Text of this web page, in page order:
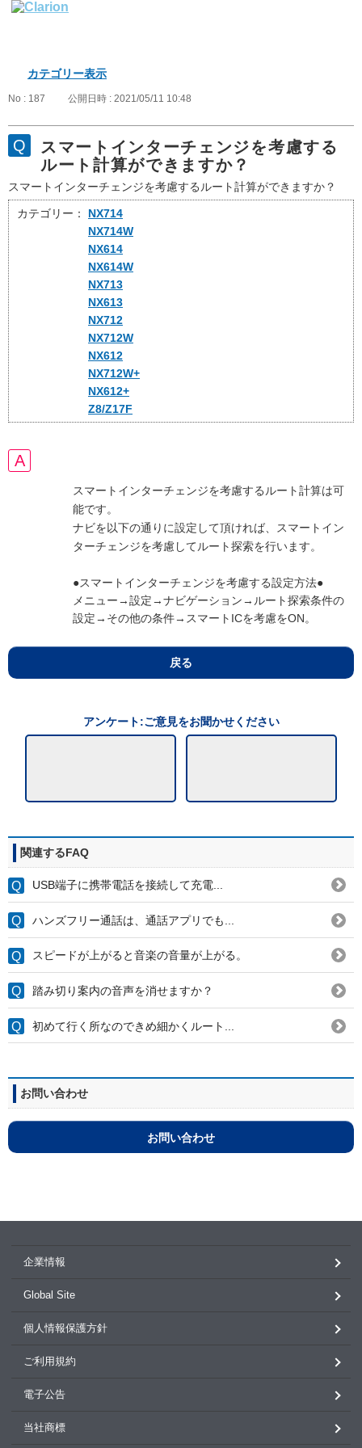
カテゴリー表示
No : 187 公開日時 : 2021/05/11 10:48
スマートインターチェンジを考慮する
ルート計算ができますか？
スマートインターチェンジを考慮するルート計算ができますか？
カテゴリー：
NX714
NX714W
NX614
NX614W
NX713
NX613
NX712
NX712W
NX612
NX712W+
NX612+
Z8/Z17F
スマートインターチェンジを考慮するルート計算は可
能です。
ナビを以下の通りに設定して頂ければ、スマートイン
ターチェンジを考慮してルート探索を行います。
●スマートインターチェンジを考慮する設定方法●
メニュー→設定→ナビゲーション→ルート探索条件の
設定→その他の条件→スマートICを考慮をON。
戻る
アンケート:ご意見をお聞かせください
関連するFAQ
USB端子に携帯電話を接続して充電...
ハンズフリー通話は、通話アプリでも...
スピードが上がると音楽の音量が上がる。
踏み切り案内の音声を消せますか？
初めて行く所なのできめ細かくルート...
お問い合わせ
お問い合わせ
企業情報
Global Site
個人情報保護方針
ご利用規約
電子公告
当社商標